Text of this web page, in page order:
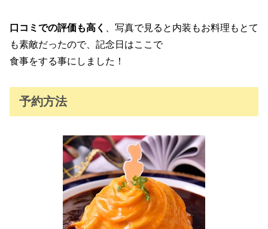
口コミでの評価も高く
、写真で見ると内装もお料理もとて
も素敵だったので、記念日はここで
食事をする事にしました！
予約方法